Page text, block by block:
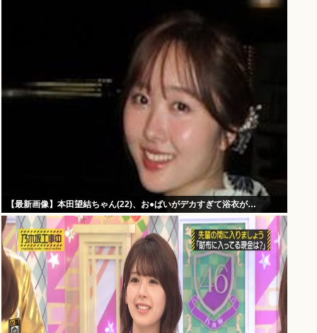
【最新画像】本田望結ちゃん(22)、お●ぱいがデカすぎて浴衣が…